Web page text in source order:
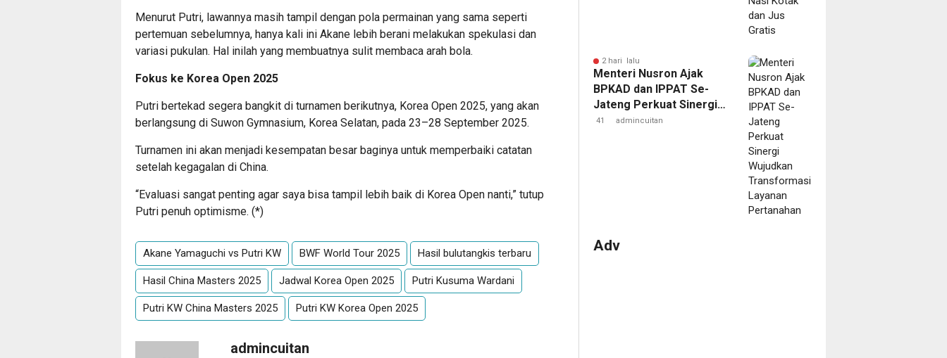
Menurut Putri, lawannya masih tampil dengan pola permainan yang sama seperti
pertemuan sebelumnya, hanya kali ini Akane lebih berani melakukan spekulasi dan
variasi pukulan. Hal inilah yang membuatnya sulit membaca arah bola.
Fokus ke Korea Open 2025
Putri bertekad segera bangkit di turnamen berikutnya, Korea Open 2025, yang akan
berlangsung di Suwon Gymnasium, Korea Selatan, pada 23–28 September 2025.
Turnamen ini akan menjadi kesempatan besar baginya untuk memperbaiki catatan
setelah kegagalan di China.
“Evaluasi sangat penting agar saya bisa tampil lebih baik di Korea Open nanti,” tutup
Putri penuh optimisme. (*)
Akane Yamaguchi vs Putri KW BWF World Tour 2025 Hasil bulutangkis terbaru
Hasil China Masters 2025 Jadwal Korea Open 2025 Putri Kusuma Wardani
Putri KW China Masters 2025 Putri KW Korea Open 2025
admincuitan
2 hari lalu
Menteri Nusron Ajak
BPKAD dan IPPAT Se-
Jateng Perkuat Sinergi
Wujudkan Transformasi
41 admincuitan
Adv